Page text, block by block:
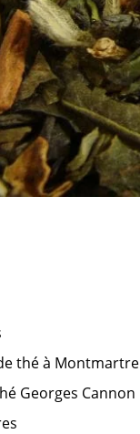
thé à Montmartre
Georges Cannon